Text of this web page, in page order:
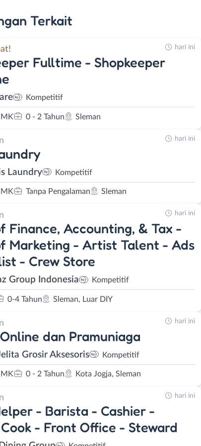
Terkait
Fulltime - Shopkeeper
Kompetitif
0 - 2 Tahun Sleman
hari ini
Laundry Kompetitif
Tanpa Pengalaman Sleman
hari ini
Finance, Accounting, & Tax -
Marketing - Artist Talent - Ads
- Crew Store
Group Indonesia Kompetitif
0-4 Tahun Sleman, Luar DIY
hari ini
dan Pramuniaga
Grosir Aksesoris Kompetitif
0 - 2 Tahun Kota Jogja, Sleman
hari ini
- Barista - Cashier -
- Front Office - Steward
hari ini